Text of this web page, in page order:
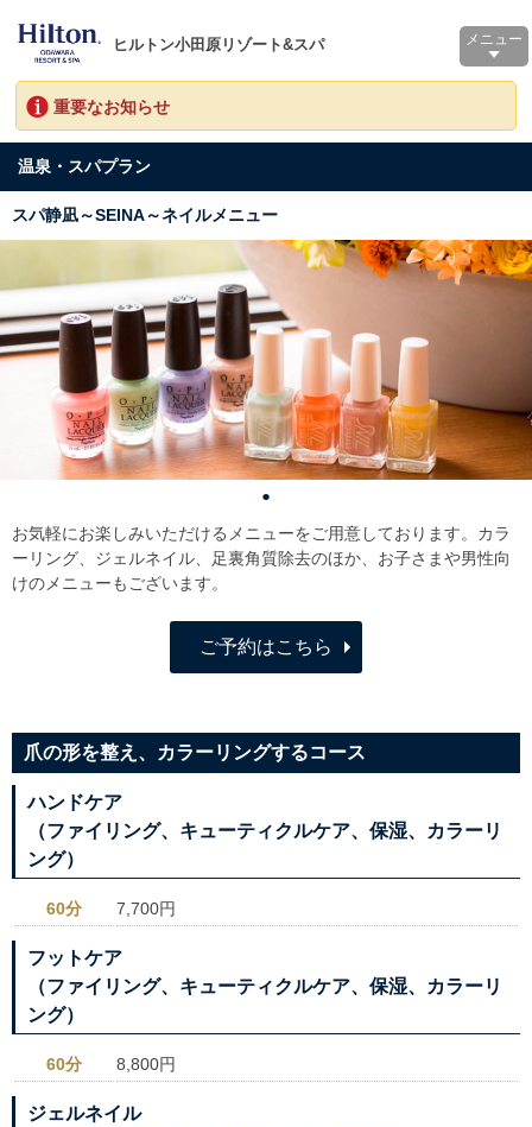
ヒルトン小田原リゾート&スパ メニュー
重要なお知らせ
温泉・スパプラン
スパ静凪～SEINA～ネイルメニュー
お気軽にお楽しみいただけるメニューをご用意しております。カラ
ーリング、ジェルネイル、足裏角質除去のほか、お子さまや男性向
けのメニューもございます。
ご予約はこちら
爪の形を整え、カラーリングするコース
ハンドケア
（ファイリング、キューティクルケア、保湿、カラーリ
ング）
60分 7,700円
フットケア
（ファイリング、キューティクルケア、保湿、カラーリ
ング）
60分 8,800円
ジェルネイル